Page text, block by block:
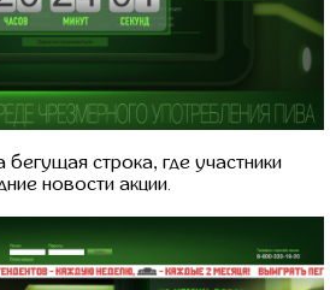
бегущая строка, где участники
новости акции.